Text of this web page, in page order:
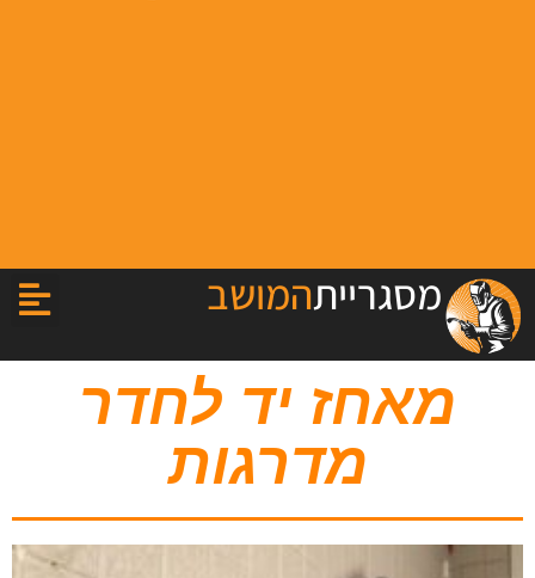
מסגרייתהמושב
מאחז יד לחדר
מדרגות